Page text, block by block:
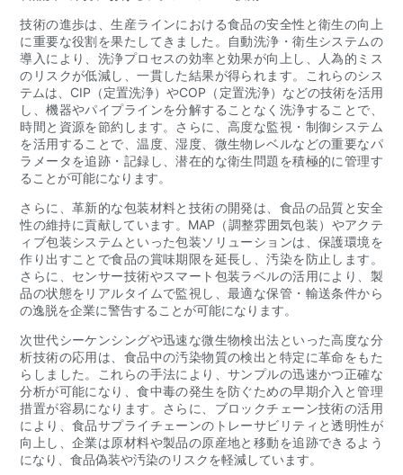
技術の進歩は、生産ラインにおける食品の安全性と衛生の向上
に重要な役割を果たしてきました。自動洗浄・衛生システムの
導入により、洗浄プロセスの効率と効果が向上し、人為的ミス
のリスクが低減し、一貫した結果が得られます。これらのシス
テムは、CIP（定置洗浄）やCOP（定置洗浄）などの技術を活用
し、機器やパイプラインを分解することなく洗浄することで、
時間と資源を節約します。さらに、高度な監視・制御システム
を活用することで、温度、湿度、微生物レベルなどの重要なパ
ラメータを追跡・記録し、潜在的な衛生問題を積極的に管理す
ることが可能になります。
さらに、革新的な包装材料と技術の開発は、食品の品質と安全
性の維持に貢献しています。MAP（調整雰囲気包装）やアクテ
ィブ包装システムといった包装ソリューションは、保護環境を
作り出すことで食品の賞味期限を延長し、汚染を防止します。
さらに、センサー技術やスマート包装ラベルの活用により、製
品の状態をリアルタイムで監視し、最適な保管・輸送条件から
の逸脱を企業に警告することが可能になります。
次世代シーケンシングや迅速な微生物検出法といった高度な分
析技術の応用は、食品中の汚染物質の検出と特定に革命をもた
らしました。これらの手法により、サンプルの迅速かつ正確な
分析が可能になり、食中毒の発生を防ぐための早期介入と管理
措置が容易になります。さらに、ブロックチェーン技術の活用
により、食品サプライチェーンのトレーサビリティと透明性が
向上し、企業は原材料や製品の原産地と移動を追跡できるよう
になり、食品偽装や汚染のリスクを軽減しています。